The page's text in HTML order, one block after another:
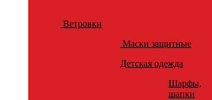
Ветровки
Маски защитные
Детская одежда
Шарфы,
шапки